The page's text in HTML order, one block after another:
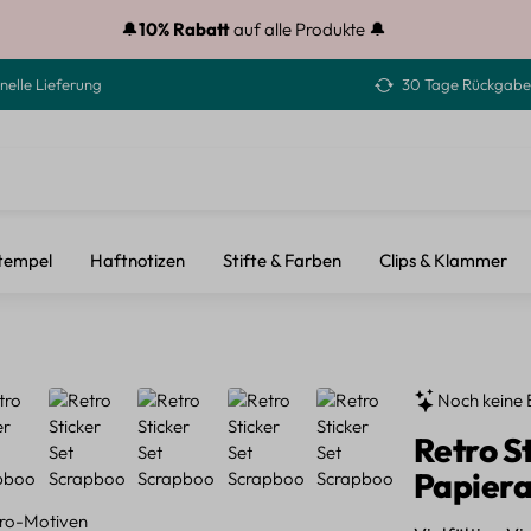
🔔10% Rabattauf alle Produkte 🔔
Lieferung 30 Tage
Haftnotizen Stifte & Farben Clips & Klammer
Noch keine
Retro